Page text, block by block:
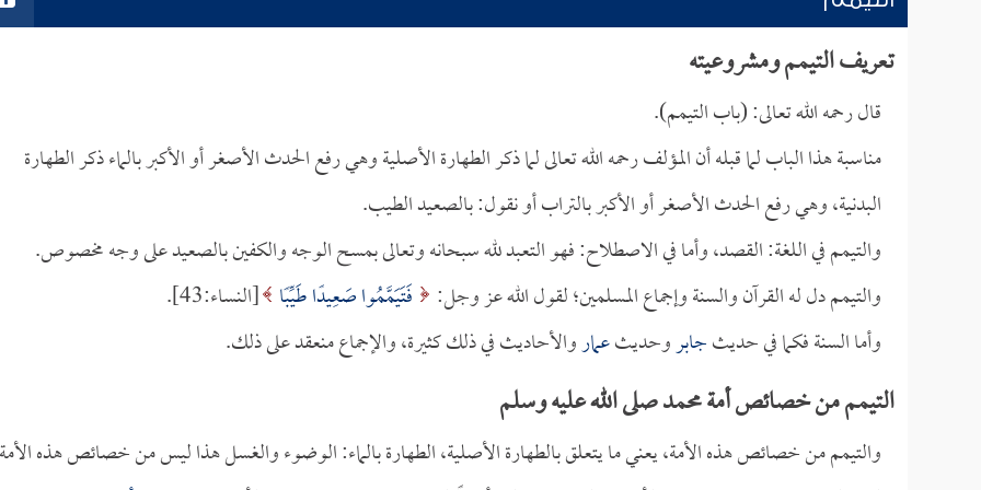
تعريف التيمم ومشروعيته
قال رحمه الله تعالى: (باب التيمم).
مناسبة هذا الباب لما قبله أن المؤلف رحمه الله تعالى لما ذكر الطهارة الأصلية وهي رفع الحدث الأصغر أو الأكبر بالماء ذكر الطهارة
البدنية، وهي رفع الحدث الأصغر أو الأكبر بالتراب أو نقول: بالصعيد الطيب.
والتيمم في اللغة: القصد، وأما في الاصطلاح: فهو التعبد لله سبحانه وتعالى بمسح الوجه والكفين بالصعيد على وجه مخصوص.
والتيمم دل له القرآن والسنة وإجماع المسلمين؛ لقول الله عز وجل:
فَتَيَمَّمُوا صَعِيدًا طَيِّبًا [النساء:43].
وأما السنة فكما في حديثجابروحديثعماروالأحاديث في ذلك كثيرة، والإجماع منعقد على ذلك.
التيمم من خصائص أمة محمد صلى الله عليه وسلم
والتيمم من خصائص هذه الأمة، يعني ما يتعلق بالطهارة الأصلية، الطهارة بالماء: الوضوء والغسل هذا ليس من خصائص هذه